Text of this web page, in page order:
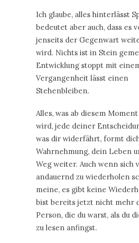
Ich glaube, alles hinterlässt
bedeutet aber auch, dass es
jenseits der Gegenwart
wird. Nichts ist in Stein
Entwicklung stoppt mit
Vergangenheit lässt einen
Stehenbleiben.
Alles, was ab diesem
wird, jede deiner
was dir widerfährt, formt
Wahrnehmung, dein Leben
Weg weiter. Auch wenn sich
andauernd zu wiederholen
meine, es gibt keine
bist bereits jetzt nicht mehr
Person, die du warst, als du
zu lesen anfingst.